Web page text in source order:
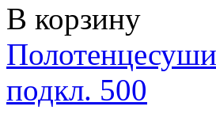
В корзину
подкл. 500